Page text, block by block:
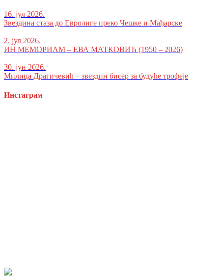
16. јул 2026.
Звездина стаза до Евролиге преко Чешке и Мађарске
2. јул 2026.
ИН МЕМОРИАМ – ЕВА МАТКОВИЋ (1950 – 2026)
30. јун 2026.
Милица Драгичевић – звездин бисер за будуће трофеје
Инстаграм